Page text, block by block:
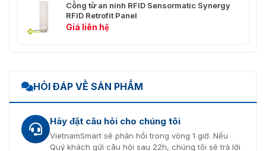
Cổng từ an ninh RFID Sensormatic Synergy
RFID Retrofit Panel
Giá liên hệ
HỎI ĐÁP VỀ SẢN PHẨM
Hãy đặt câu hỏi cho chúng tôi
VietnamSmart sẽ phản hồi trong vòng 1 giờ. Nếu
Quý khách gửi câu hỏi sau 22h, chúng tôi sẽ trả lời